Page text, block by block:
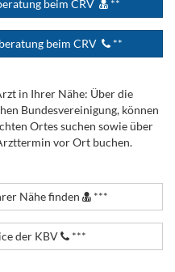
beim CRV **
beim CRV **
in Ihrer Nähe: Über die
Bundesvereinigung, können
Ortes suchen sowie über
vor Ort buchen.
Nähe finden ***
der KBV ***